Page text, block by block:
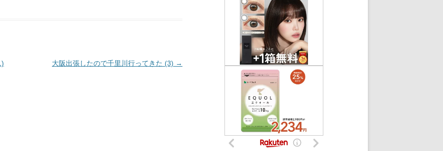
大阪出張したので千里川行ってきた (3) →